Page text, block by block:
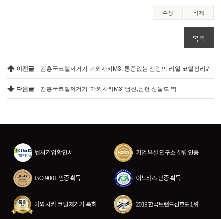
수정 삭제
목록
이전글 김흥국코털제거기 가와사키M3, 통증없는 신랑의 리얼 코털정리♪
다음글 김흥국코털제거기 '가와사키M3' 남친,남편 선물로 딱